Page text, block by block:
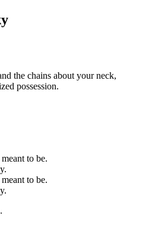
the chains about your neck,
possession.
to be.
to be.